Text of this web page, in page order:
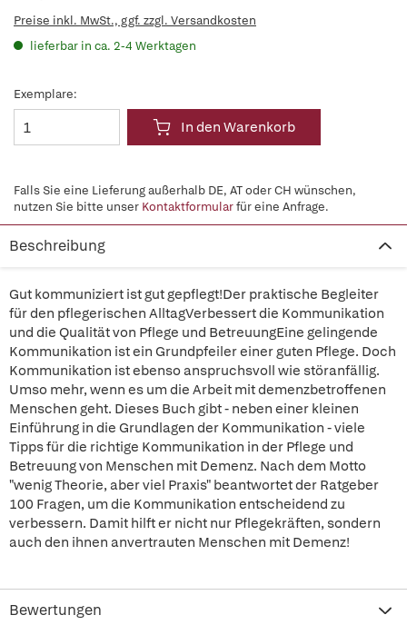
Preise inkl. MwSt., ggf. zzgl. Versandkosten
lieferbar in ca. 2-4 Werktagen
Exemplare:
In den Warenkorb
Falls Sie eine Lieferung außerhalb DE, AT oder CH wünschen,
nutzen Sie bitte unser Kontaktformularfür eine Anfrage.
Beschreibung
Gut kommuniziert ist gut gepflegt!Der praktische Begleiter
für den pflegerischen AlltagVerbessert die Kommunikation
und die Qualität von Pflege und BetreuungEine gelingende
Kommunikation ist ein Grundpfeiler einer guten Pflege. Doch
Kommunikation ist ebenso anspruchsvoll wie störanfällig.
Umso mehr, wenn es um die Arbeit mit demenzbetroffenen
Menschen geht. Dieses Buch gibt - neben einer kleinen
Einführung in die Grundlagen der Kommunikation - viele
Tipps für die richtige Kommunikation in der Pflege und
Betreuung von Menschen mit Demenz. Nach dem Motto
"wenig Theorie, aber viel Praxis" beantwortet der Ratgeber
100 Fragen, um die Kommunikation entscheidend zu
verbessern. Damit hilft er nicht nur Pflegekräften, sondern
auch den ihnen anvertrauten Menschen mit Demenz!
Bewertungen